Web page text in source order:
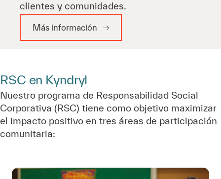
clientes y comunidades.
Más información
RSC en Kyndryl
Nuestro programa de Responsabilidad Social
Corporativa (RSC) tiene como objetivo maximizar
el impacto positivo en tres áreas de participación
comunitaria: